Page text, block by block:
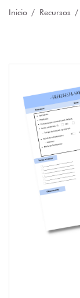
Inicio Recursos